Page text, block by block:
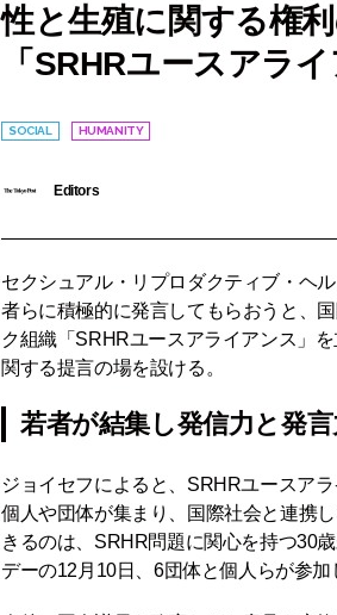
性と生殖に関する権
「SRHRユースアラ
SOCIAL HUMANITY
Editors
セクシュアル・リプロダクティブ・ヘ
者らに積極的に発言してもらおうと、
ク組織「SRHRユースアライアンス」
関する提言の場を設ける。
若者が結集し発信力と発
ジョイセフによると、SRHRユースア
個人や団体が集まり、国際社会と連携
きるのは、SRHR問題に関心を持つ30
デーの12月10日、6団体と個人らが参加